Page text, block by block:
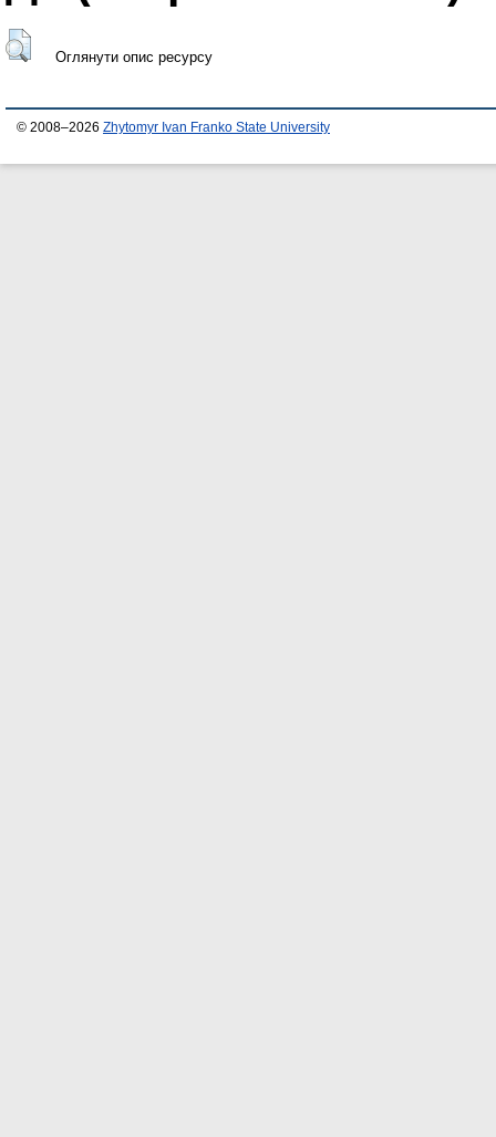
Оглянути опис ресурсу
© 2008–2026 Zhytomyr Ivan Franko State University